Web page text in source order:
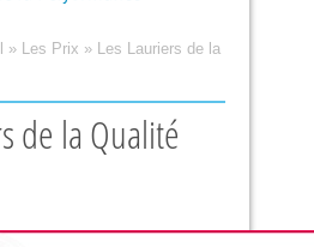
» Les Prix » Les Lauriers de la